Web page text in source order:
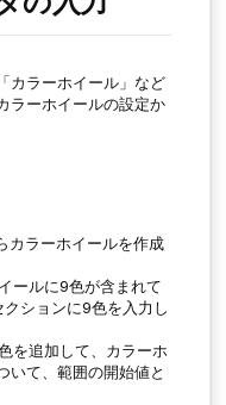
カラーホイール」など
ラーホイールの設定か
カラーホイールを作成
ールに9色が含まれて
クションに9色を入力し
を追加して、カラーホ
いて、範囲の開始値と